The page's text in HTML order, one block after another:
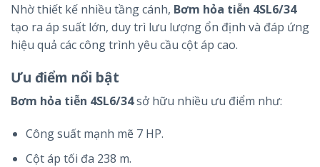
Nhờ thiết kế nhiều tầng cánh, Bơm hỏa tiễn 4SL6/34
tạo ra áp suất lớn, duy trì lưu lượng ổn định và đáp ứng
hiệu quả các công trình yêu cầu cột áp cao.
Ưu điểm nổi bật
Bơm hỏa tiễn 4SL6/34sở hữu nhiều ưu điểm như:
Công suất mạnh mẽ 7 HP.
Cột áp tối đa 238 m.